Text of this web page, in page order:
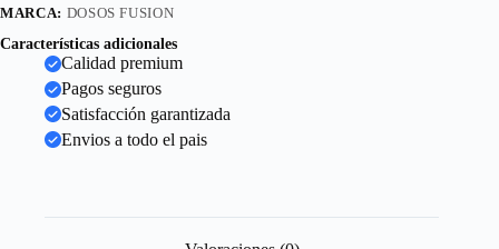
MARCA: DOSOS FUSION
Características adicionales
Calidad premium
Pagos seguros
Satisfacción garantizada
Envios a todo el pais